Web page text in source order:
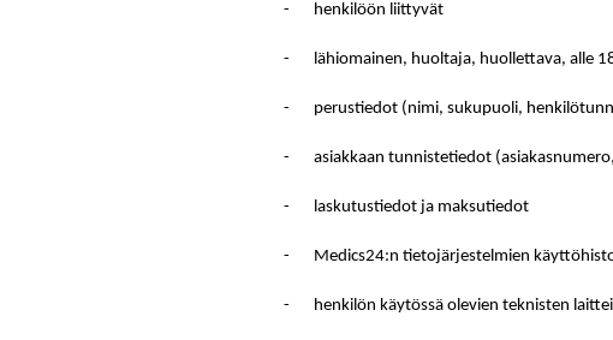
- henkilöön liittyvät
- lähiomainen, huoltaja, huollettava, alle
- perustiedot (nimi, sukupuoli,
- asiakkaan tunnistetiedot
- laskutustiedot ja maksutiedot
- Medics24:n tietojärjestelmien
- henkilön käytössä olevien teknisten